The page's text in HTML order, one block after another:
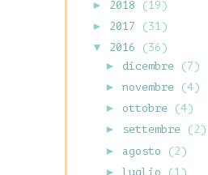
► 2018
(19)
► 2017
(31)
▼ 2016
(36)
► dicembre
(7)
►novembre
(4)
► ottobre
(4)
►
settembre
(2)
► agosto
(2)
►luglio
(1)